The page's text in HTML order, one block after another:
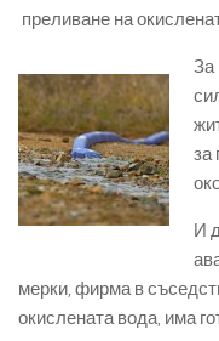
преливане на
За
за
И
мерки, фирма в
окислената вода, има